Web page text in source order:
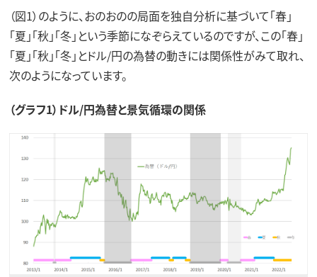
（図1）のように、おのおのの局面を独自分析に基づいて「春」
「夏」「秋」「冬」という季節になぞらえているのですが、この「春」
「夏」「秋」「冬」とドル/円の為替の動きには関係性がみて取れ、
次のようになっています。
（グラフ1）ドル/円為替と景気循環の関係